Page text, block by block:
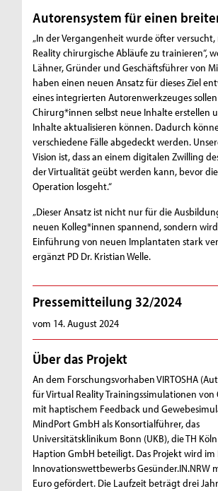
Autorensystem für einen
„In der Vergangenheit wurde öfter
Reality chirurgische Abläufe zu trainieren“,
Lähner, Gründer und Geschäftsführer von
haben einen neuen Ansatz für dieses Ziel
eines integrierten Autorenwerkzeuges
Chirurg*innen selbst neue Inhalte erstellen
Inhalte aktualisieren können. Dadurch
verschiedene Fälle abgedeckt werden.
Vision ist, dass an einem digitalen Zwilling
der Virtualität geübt werden kann, bevor
Operation losgeht.“
„Dieser Ansatz ist nicht nur für die
neuen Kolleg*innen spannend, sondern
Einführung von neuen Implantaten stark
ergänzt PD Dr. Kristian Welle.
Pressemitteilung 32/2024
vom 14. August 2024
Über das Projekt
An dem Forschungsvorhaben VIRTOSHA
für Virtual Reality Trainingssimulationen von
mit haptischem Feedback und
MindPort GmbH als Konsortialführer, das
Universitätsklinikum Bonn (UKB), die TH
Haption GmbH beteiligt. Das Projekt wird im
Innovationswettbewerbs Gesünder.IN.NRW
Euro gefördert. Die Laufzeit beträgt drei